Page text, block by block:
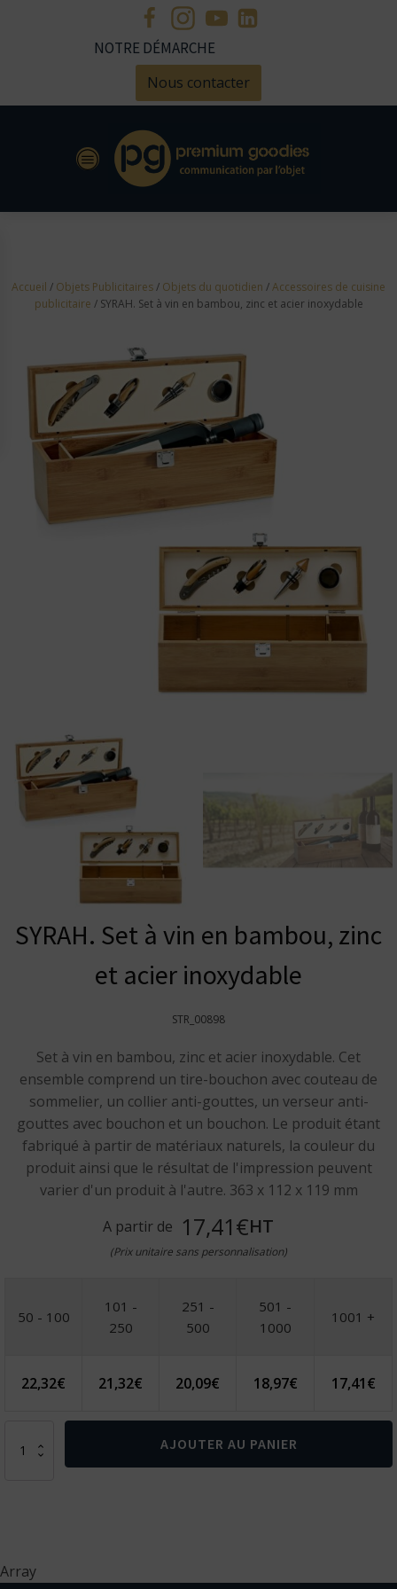
NOTRE DÉMARCHE
Nous contacter
Accueil / Objets Publicitaires/ Objets du quotidien /Accessoires de cuisine
publicitaire / SYRAH. Set à vin en bambou, zinc et acier inoxydable
SYRAH. Set à vin en bambou, zinc
et acier inoxydable
STR_00898
Set à vin en bambou, zinc et acier inoxydable. Cet
ensemble comprend un tire-bouchon avec couteau de
sommelier, un collier anti-gouttes, un verseur anti-
gouttes avec bouchon et un bouchon. Le produit étant
fabriqué à partir de matériaux naturels, la couleur du
produit ainsi que le résultat de l'impression peuvent
varier d'un produit à l'autre. 363 x 112 x 119 mm
A partir de 17,41€HT
(Prix unitaire sans personnalisation)
50 - 100
101 -
250
251 -
500
501 -
1000
1001 +
22,32€ 21,32€ 20,09€ 18,97€ 17,41€
zinc
AJOUTER AU PANIER
Array